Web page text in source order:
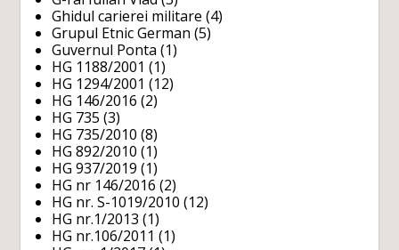
Ghidul carierei militare (4)
Grupul Etnic German (5)
Guvernul Ponta (1)
HG 1188/2001 (1)
HG 1294/2001 (12)
HG 146/2016 (2)
HG 735 (3)
HG 735/2010 (8)
HG 892/2010 (1)
HG 937/2019 (1)
HG nr 146/2016 (2)
HG nr. S-1019/2010 (12)
HG nr.1/2013 (1)
HG nr.106/2011 (1)